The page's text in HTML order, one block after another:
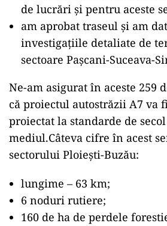
de lucrări și pentru aceste
am aprobat traseul și am
investigațiile detaliate de
sectoare Pașcani-Suceava-
Ne-am asigurat în aceste 259
că proiectul autostrăzii A7 va
proiectat la standarde de
mediul.Câteva cifre în acest
sectorului Ploiești-Buzău:
lungime – 63 km;
6 noduri rutiere;
160 de ha de perdele